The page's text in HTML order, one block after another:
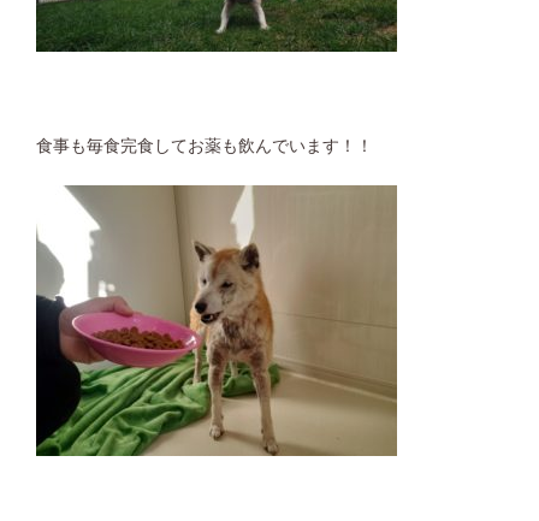
食事も毎食完食してお薬も飲んでいます！！